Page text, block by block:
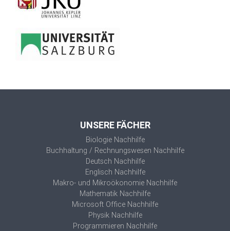
UNSERE FÄCHER
Biologie Nachhilfe
Buchhaltung / Rechnungswesen Nachhilfe
Deutsch Nachhilfe
Englisch Nachhilfe
Makro- und Mikroökonomie Nachhilfe
Mathematik Nachhilfe
Microsoft Office Nachhilfe
Physik Nachhilfe
Programmieren Nachhilfe